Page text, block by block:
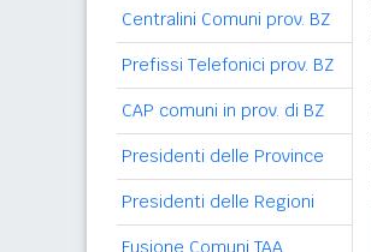
Centralini Comuni prov. BZ
Prefissi Telefonici prov. BZ
CAP comuni in prov. di BZ
Presidenti delle Province
Presidenti delle Regioni
Fusione Comuni TAA